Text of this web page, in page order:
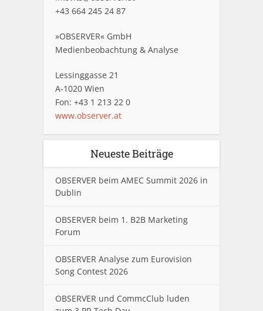
+43 664 245 24 87
»OBSERVER« GmbH
Medienbeobachtung & Analyse
Lessinggasse 21
A-1020 Wien
Fon: +43 1 213 22 0
www.observer.at
Neueste Beiträge
OBSERVER beim AMEC Summit 2026 in
Dublin
OBSERVER beim 1. B2B Marketing
Forum
OBSERVER Analyse zum Eurovision
Song Contest 2026
OBSERVER und CommcClub luden